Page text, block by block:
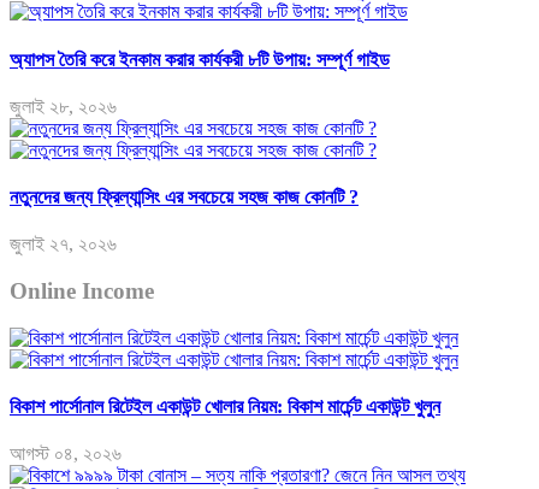
অ্যাপস তৈরি করে ইনকাম করার কার্যকরী ৮টি উপায়: সম্পূর্ণ গাইড
জুলাই ২৮, ২০২৬
নতুনদের জন্য ফ্রিল্যান্সিং এর সবচেয়ে সহজ কাজ কোনটি ?
জুলাই ২৭, ২০২৬
Online Income
বিকাশ পার্সোনাল রিটেইল একাউন্ট খোলার নিয়ম: বিকাশ মার্চেন্ট একাউন্ট খুলুন
আগস্ট ০৪, ২০২৬